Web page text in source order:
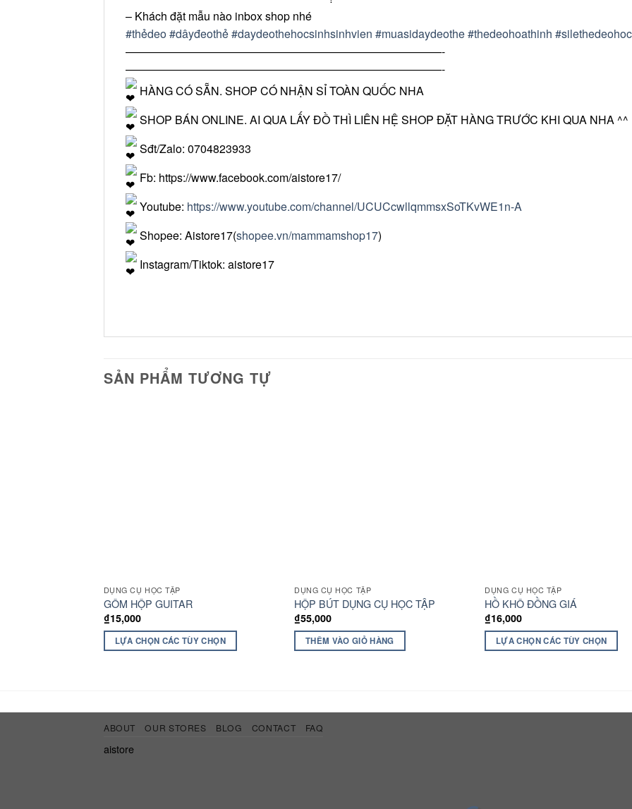
– Khách đặt mẫu nào inbox shop nhé
#thẻdeo#dâyđeothẻ#daydeothehocsinhsinhvien #muasidaydeothe#thedeohoathinh
————————————————————————————-
————————————————————————————-
HÀNG CÓ SẴN. SHOP CÓ NHẬN SỈ TOÀN QUỐC NHA
SHOP BÁN ONLINE. AI QUA LẤY ĐỒ THÌ LIÊN HỆ SHOP ĐẶT HÀNG TRƯỚC KHI QUA NHA ^^
Sđt/Zalo: 0704823933
Fb: https://www.facebook.com/aistore17/
Youtube: https://www.youtube.com/channel/UCUCcwllqmmsxSoTKvWE1n-A
Shopee: Aistore17(shopee.vn/mammamshop17)
Instagram/Tiktok: aistore17
SẢN PHẨM TƯƠNG TỰ
DỤNG CỤ HỌC TẬP
GÔM HỘP GUITAR
₫15,000
LỰA CHỌN CÁC TÙY CHỌN
DỤNG CỤ HỌC TẬP
HỘP BÚT DỤNG CỤ HỌC TẬP
₫55,000
THÊM VÀO GIỎ HÀNG
DỤNG CỤ HỌC TẬP
HỒ KHÔ ĐỒNG GIÁ
₫16,000
LỰA CHỌN CÁC TÙY CHỌN
ABOUT OUR STORES BLOG CONTACT FAQ
aistore